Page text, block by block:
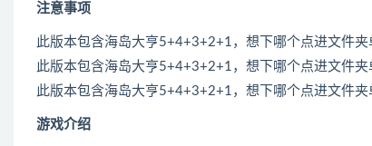
注意事项
此版本包含海岛大亨5+4+3+2+1，想下哪个点进文件夹
此版本包含海岛大亨5+4+3+2+1，想下哪个点进文件夹
此版本包含海岛大亨5+4+3+2+1，想下哪个点进文件夹
游戏介绍